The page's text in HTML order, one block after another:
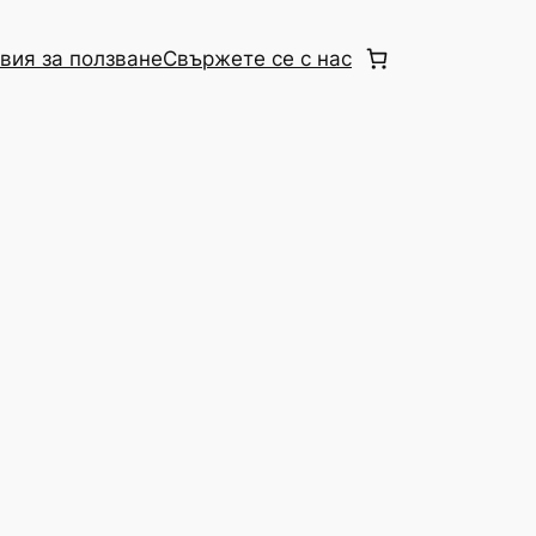
за ползванеСвържете се с нас